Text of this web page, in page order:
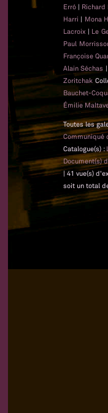
Erró | Richard
Harri | Mona
Lacroix | Le
Paul
Françoise
Alain Séchas
Zoritchak
Bauchet-
Émilie
Toutes les
Communiqué
Catalogue(s) :
Document(s)
| 41 vue(s)
soit un total